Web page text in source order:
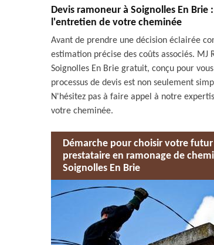
Devis ramoneur à Soignolles En
l'entretien de votre cheminée
Avant de prendre une décision éclairée
estimation précise des coûts associés.
Soignolles En Brie gratuit, conçu pour
processus de devis est non seulement
N'hésitez pas à faire appel à notre
votre cheminée.
Démarche pour choisir votre futur
prestataire en ramonage de
Soignolles En Brie